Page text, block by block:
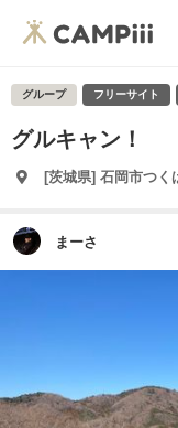
グループ フリーサイト
グルキャン！
[茨城県] 石岡市つく
まーさ